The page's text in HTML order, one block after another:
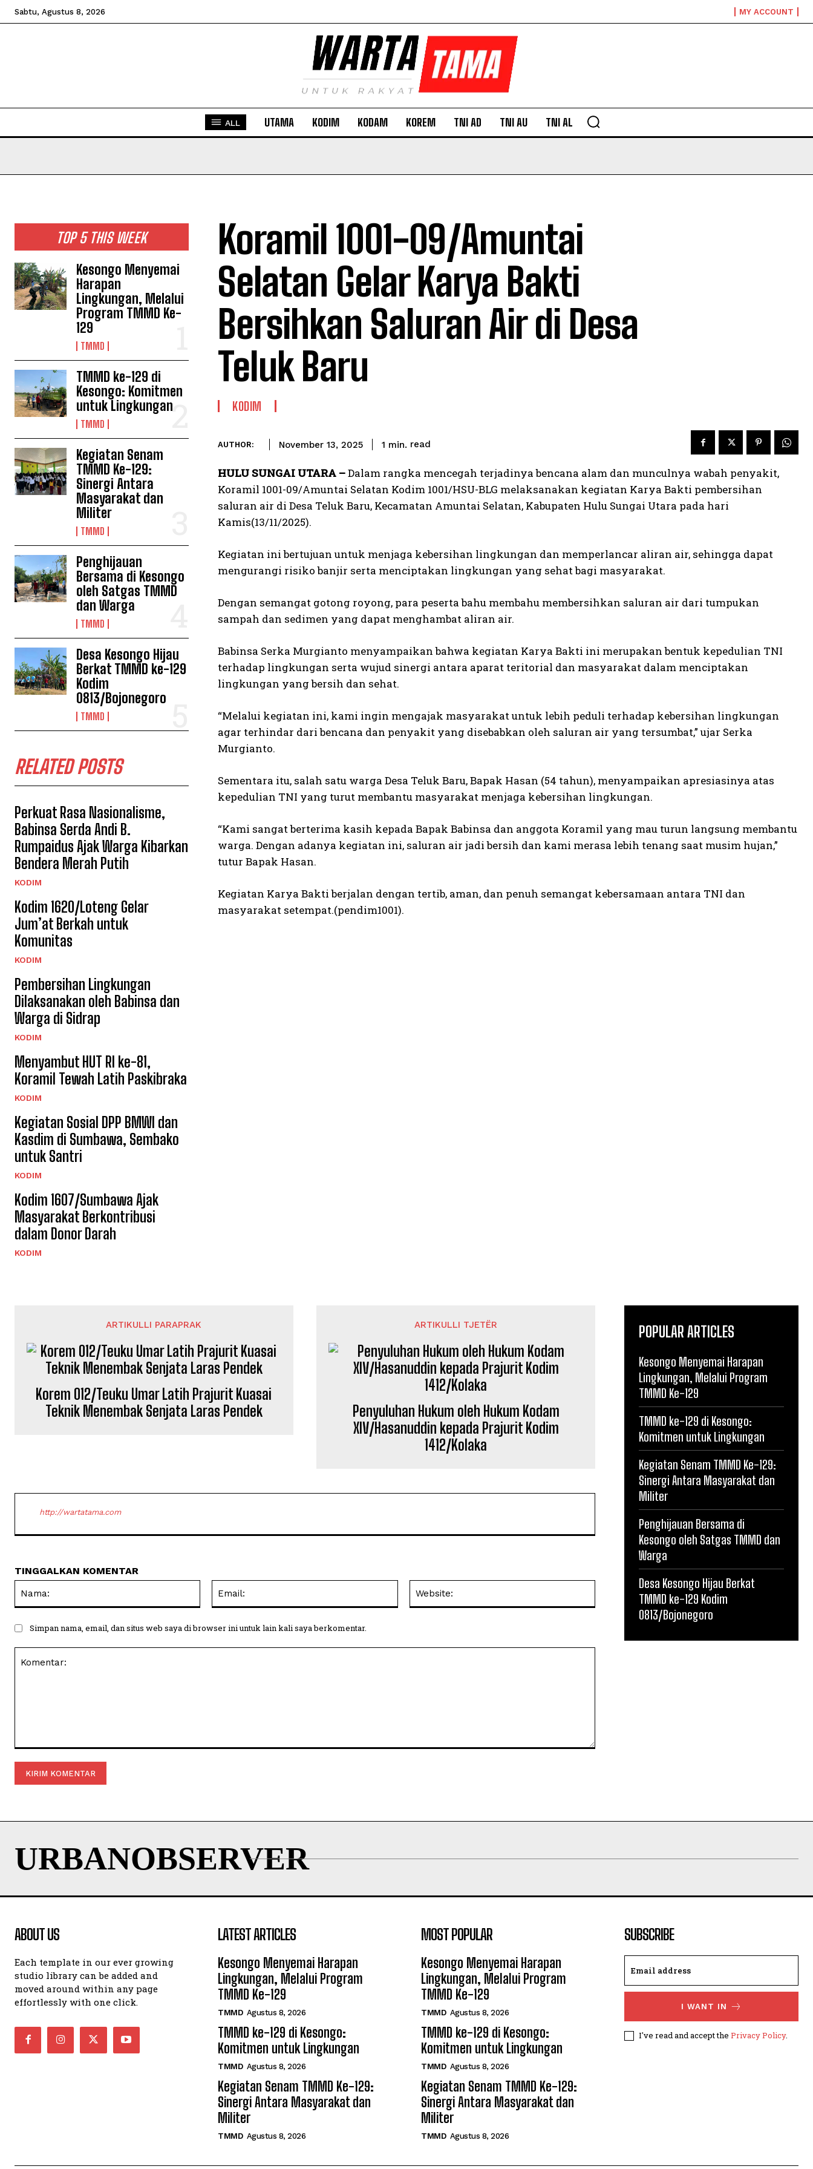
Sabtu, Agustus 8, 2026 MY ACCOUNT
ALL UTAMA KODIM KODAM KOREM TNI AD TNI AU TNI AL
TOP 5 THIS WEEK
Kesongo Menyemai
Harapan
Lingkungan, Melalui
Program TMMD Ke-
129
TMMD
TMMD ke-129 di
Kesongo: Komitmen
untuk Lingkungan
TMMD
Kegiatan Senam
TMMD Ke-129:
Sinergi Antara
Masyarakat dan
Militer
TMMD
Penghijauan
Bersama di Kesongo
oleh Satgas TMMD
dan Warga
TMMD
Desa Kesongo Hijau
Berkat TMMD ke-129
Kodim
0813/Bojonegoro
TMMD
RELATED POSTS
Perkuat Rasa Nasionalisme,
Babinsa Serda Andi B.
Rumpaidus Ajak Warga Kibarkan
Bendera Merah Putih
KODIM
Kodim 1620/Loteng Gelar
Jum’at Berkah untuk
Komunitas
KODIM
Pembersihan Lingkungan
Dilaksanakan oleh Babinsa dan
Warga di Sidrap
KODIM
Menyambut HUT RI ke-81,
Koramil Tewah Latih Paskibraka
KODIM
Kegiatan Sosial DPP BMWI dan
Kasdim di Sumbawa, Sembako
untuk Santri
KODIM
Kodim 1607/Sumbawa Ajak
Masyarakat Berkontribusi
dalam Donor Darah
KODIM
Koramil 1001-09/Amuntai
Selatan Gelar Karya Bakti
Bersihkan Saluran Air di Desa
Teluk Baru
KODIM
AUTHOR: November 13, 2025 1 min. read
HULU SUNGAI UTARA –Dalam rangka mencegah terjadinya bencana alam dan munculnya wabah penyakit,
Koramil 1001-09/Amuntai Selatan Kodim 1001/HSU-BLG melaksanakan kegiatan Karya Bakti pembersihan
saluran air di Desa Teluk Baru, Kecamatan Amuntai Selatan, Kabupaten Hulu Sungai Utara pada hari
Kamis(13/11/2025).
Kegiatan ini bertujuan untuk menjaga kebersihan lingkungan dan memperlancar aliran air, sehingga dapat
mengurangi risiko banjir serta menciptakan lingkungan yang sehat bagi masyarakat.
Dengan semangat gotong royong, para peserta bahu membahu membersihkan saluran air dari tumpukan
sampah dan sedimen yang dapat menghambat aliran air.
Babinsa Serka Murgianto menyampaikan bahwa kegiatan Karya Bakti ini merupakan bentuk kepedulian TNI
terhadap lingkungan serta wujud sinergi antara aparat teritorial dan masyarakat dalam menciptakan
lingkungan yang bersih dan sehat.
“Melalui kegiatan ini, kami ingin mengajak masyarakat untuk lebih peduli terhadap kebersihan lingkungan
agar terhindar dari bencana dan penyakit yang disebabkan oleh saluran air yang tersumbat,” ujar Serka
Murgianto.
Sementara itu, salah satu warga Desa Teluk Baru, Bapak Hasan (54 tahun), menyampaikan apresiasinya atas
kepedulian TNI yang turut membantu masyarakat menjaga kebersihan lingkungan.
“Kami sangat berterima kasih kepada Bapak Babinsa dan anggota Koramil yang mau turun langsung membantu
warga. Dengan adanya kegiatan ini, saluran air jadi bersih dan kami merasa lebih tenang saat musim hujan,”
tutur Bapak Hasan.
Kegiatan Karya Bakti berjalan dengan tertib, aman, dan penuh semangat kebersamaan antara TNI dan
masyarakat setempat.(pendim1001).
ARTIKULLI PARAPRAK
Korem 012/Teuku Umar Latih Prajurit Kuasai
Teknik Menembak Senjata Laras Pendek
ARTIKULLI TJETËR
Penyuluhan Hukum oleh Hukum Kodam
XIV/Hasanuddin kepada Prajurit Kodim
1412/Kolaka
http://wartatama.com
TINGGALKAN KOMENTAR
Simpan nama, email, dan situs web saya di browser ini untuk lain kali saya berkomentar.
POPULAR ARTICLES
Kesongo Menyemai Harapan
Lingkungan, Melalui Program
TMMD Ke-129
TMMD ke-129 di Kesongo:
Komitmen untuk Lingkungan
Kegiatan Senam TMMD Ke-129:
Sinergi Antara Masyarakat dan
Militer
Penghijauan Bersama di
Kesongo oleh Satgas TMMD dan
Warga
Desa Kesongo Hijau Berkat
TMMD ke-129 Kodim
0813/Bojonegoro
URBANOBSERVER
ABOUT US
Each template in our ever growing
studio library can be added and
moved around within any page
effortlessly with one click.
LATEST ARTICLES
Kesongo Menyemai Harapan
Lingkungan, Melalui Program
TMMD Ke-129
TMMD Agustus 8, 2026
TMMD ke-129 di Kesongo:
Komitmen untuk Lingkungan
TMMD Agustus 8, 2026
Kegiatan Senam TMMD Ke-129:
Sinergi Antara Masyarakat dan
Militer
TMMD Agustus 8, 2026
MOST POPULAR
Kesongo Menyemai Harapan
Lingkungan, Melalui Program
TMMD Ke-129
TMMD Agustus 8, 2026
TMMD ke-129 di Kesongo:
Komitmen untuk Lingkungan
TMMD Agustus 8, 2026
Kegiatan Senam TMMD Ke-129:
Sinergi Antara Masyarakat dan
Militer
TMMD Agustus 8, 2026
SUBSCRIBE
I WANT IN
I've read and accept the Privacy Policy.